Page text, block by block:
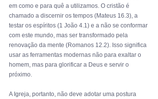
em como e para quê a utilizamos. O cristão é
chamado a discernir os tempos (Mateus 16.3), a
testar os espíritos (1 João 4.1) e a não se conformar
com este mundo, mas ser transformado pela
renovação da mente (Romanos 12.2). Isso significa
usar as ferramentas modernas não para exaltar o
homem, mas para glorificar a Deus e servir o
próximo.
A Igreja, portanto, não deve adotar uma postura